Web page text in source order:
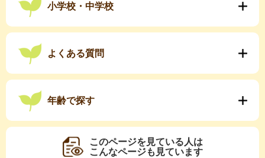
小学校・中学校
よくある質問
年齢で探す
このページを見ている人は
こんなページも見ています